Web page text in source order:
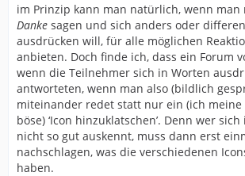
im Prinzip kann man natürlich, wenn
Danke sagen und sich anders oder
ausdrücken will, für alle möglichen
anbieten. Doch finde ich, dass ein Forum
wenn die Teilnehmer sich in Worten
antworteten, wenn man also (bildlich
miteinander redet statt nur ein (ich
böse) ‘Icon hinzuklatschen’. Denn wer
nicht so gut auskennt, muss dann erst
nachschlagen, was die verschiedenen
haben.